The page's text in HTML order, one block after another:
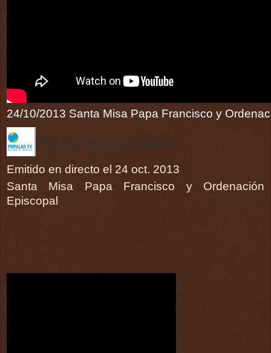
24/10/2013 Santa Misa Papa Francisco y
Popular Televisión R.Murcia
Emitido en directo el 24 oct. 2013
Santa Misa Papa Francisco y Ordenación
Episcopal